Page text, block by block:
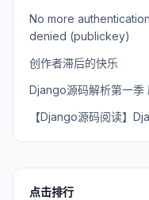
No more
denied (publickey)
创作者滞后的快乐
Django源码解析第一季
【Django源码阅读】
点击排行